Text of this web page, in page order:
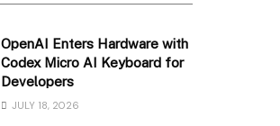
OpenAI Enters Hardware with
Codex Micro AI Keyboard for
Developers
JULY 18, 2026